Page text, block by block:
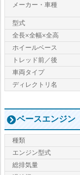
メーカー・車種
型式
全長×全幅×全高
ホイールベース
トレッド前／後
車両タイプ
ディレクトリ名
ベースエンジン
種類
エンジン型式
総排気量